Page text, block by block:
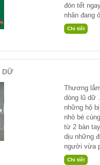
đón tết
nhân đang
DỮ
Thương
dòng lũ dữ
những hộ
nhỏ bé
từ 2 bàn
dịu những
người vừa